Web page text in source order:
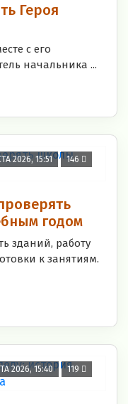
Героя
с его
начальника ...
2026, 15:51 146
годом
зданий, работу
к занятиям.
2026, 15:40 119